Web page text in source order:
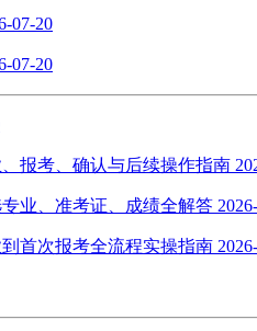
07-20
07-20
报考、确认与后续操作指南
业、准考证、成绩全解答
首次报考全流程实操指南